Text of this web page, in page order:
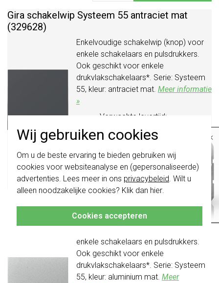
Wij gebruiken cookies
Om u de beste ervaring te bieden gebruiken wij
cookies voor websiteanalyse en (gepersonaliseerde)
advertenties. Lees meer in ons privacybeleid. Wilt u
alleen noodzakelijke cookies? Klik dan hier.
Cookies accepteren
Gira schakelwip Systeem 55 antraciet mat
(329628)
Enkelvoudige schakelwip (knop) voor
enkele schakelaars en pulsdrukkers.
Ook geschikt voor enkele
drukvlakschakelaars*. Serie: Systeem
55, kleur: antraciet mat. Meer informatie
»
Verwachte levertijd:
voor 21u besteld, morgen in
huis*
Huidige voorraad:
253 stuk(s)
4,95 +
- Bestel
enkele schakelaars en pulsdrukkers.
Ook geschikt voor enkele
drukvlakschakelaars*. Serie: Systeem
55, kleur: aluminium mat. Meer
×
schakelwippen zijn vernieuwd. Ze zijn
niette combineren met de schakelaars
van vóór augustus 2024.
Klik hiervoor meer informatie, zodat je